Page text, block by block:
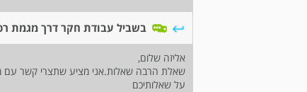
בשביל עבודת חקר דרך מגמת
אליזה שלום,
שאלת הרבה שאלות.אני מציע שתצרי קשר עם
על שאלותיכם